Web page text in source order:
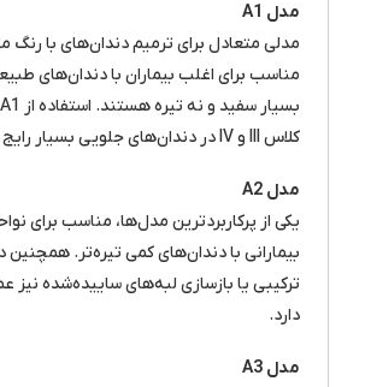
مدل
مدلی متعادل برای ترمیم دندان‌های با رنگ
مناسب برای اغلب بیماران با دندان‌های
کلاس III و IV در دندان‌های جلویی بسیار رایج است.
مدل
یکی از پرکاربردترین مدل‌ها، مناسب برای
بیمارانی با دندان‌های کمی تیره‌تر. همچنین
ترکیبی یا بازسازی لبه‌های ساییده‌شده نیز
دارد.
مدل